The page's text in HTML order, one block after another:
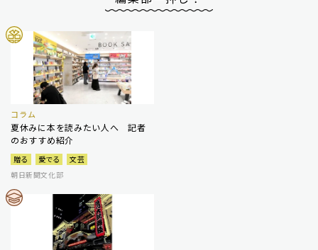
コラム
夏休みに本を読みたい人へ 記者
のおすすめ紹介
贈る 愛でる
文芸
朝日新聞文化部